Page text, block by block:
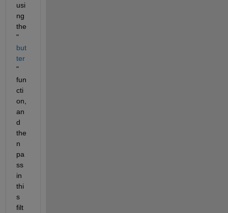
usi
ng
the
"
but
ter
"
fun
cti
on,
an
d
the
n
pa
ss
in
thi
s
filt